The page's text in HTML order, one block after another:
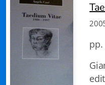
pp.
Giampiero Casagrande